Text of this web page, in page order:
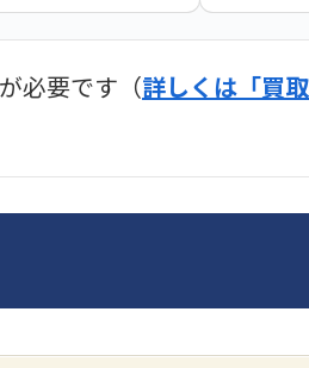
必要です（詳しくは「買